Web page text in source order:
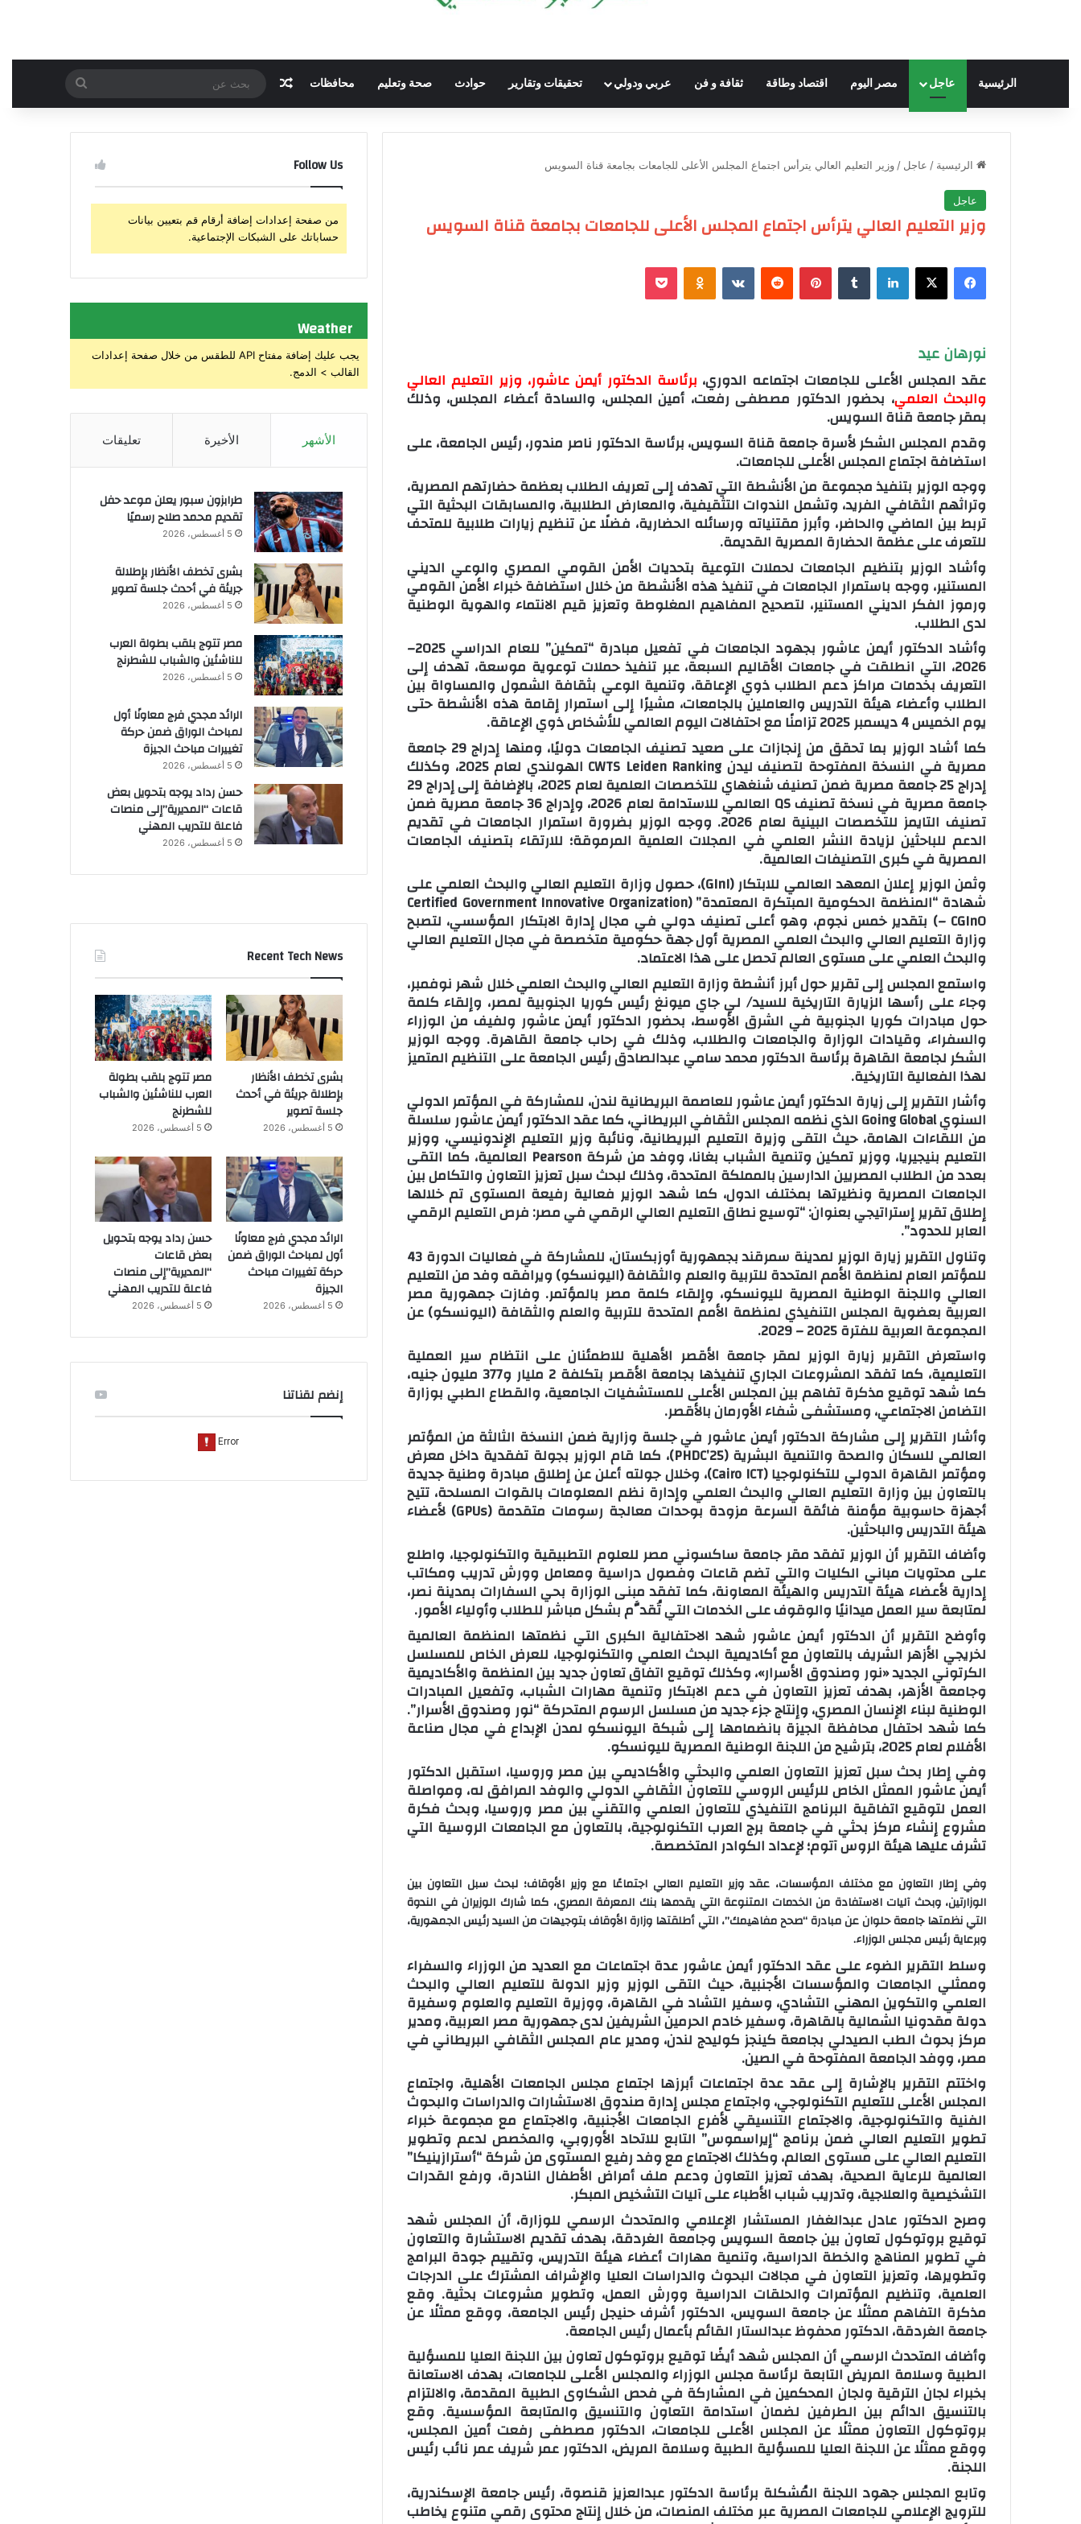
الرئيسية عاجل مصر اليوم اقتصاد وطاقة ثقافة و فن عربي ودولي تحقيقات وتقارير حوادث صحة وتعليم محافظات مقال عشوائي
عن
الرئيسية / عاجل / وزير التعليم العالي يترأس اجتماع المجلس الأعلى للجامعات بجامعة قناة السويس
عاجل
وزير التعليم العالي يترأس اجتماع المجلس الأعلى للجامعات بجامعة قناة السويس
فيسبوك لينكدإن بينتيريست
نورهان عيد
عقد المجلس الأعلى للجامعات اجتماعه الدوري، برئاسة الدكتور أيمن عاشور، وزير التعليم العالي
والبحث العلمي، بحضور الدكتور مصطفى رفعت، أمين المجلس، والسادة أعضاء المجلس، وذلك
بمقر جامعة قناة السويس.
وقدم المجلس الشكر لأسرة جامعة قناة السويس، برئاسة الدكتور ناصر مندور، رئيس الجامعة، على
استضافة اجتماع المجلس الأعلى للجامعات.
ووجه الوزير بتنفيذ مجموعة من الأنشطة التي تهدف إلى تعريف الطلاب بعظمة حضارتهم المصرية،
وتراثهم الثقافي الفريد، وتشمل الندوات التثقيفية، والمعارض الطلابية، والمسابقات البحثية التي
تربط بين الماضي والحاضر، وأبرز مقتنياته ورسائله الحضارية، فضلًا عن تنظيم زيارات طلابية للمتحف
للتعرف على عظمة الحضارة المصرية القديمة.
وأشاد الوزير بتنظيم الجامعات لحملات التوعية بتحديات الأمن القومي المصري والوعي الديني
المستنير، ووجه باستمرار الجامعات في تنفيذ هذه الأنشطة من خلال استضافة خبراء الأمن القومي
ورموز الفكر الديني المستنير، لتصحيح المفاهيم المغلوطة وتعزيز قيم الانتماء والهوية الوطنية
لدى الطلاب.
وأشاد الدكتور أيمن عاشور بجهود الجامعات في تفعيل مبادرة “تمكين” للعام الدراسي 2025–
2026، التي انطلقت في جامعات الأقاليم السبعة، عبر تنفيذ حملات توعوية موسعة، تهدف إلى
التعريف بخدمات مراكز دعم الطلاب ذوي الإعاقة، وتنمية الوعي بثقافة الشمول والمساواة بين
الطلاب وأعضاء هيئة التدريس والعاملين بالجامعات، مشيرًا إلى استمرار إقامة هذه الأنشطة حتى
يوم الخميس 4 ديسمبر 2025 تزامنًا مع احتفالات اليوم العالمي للأشخاص ذوي الإعاقة.
كما أشاد الوزير بما تحقق من إنجازات على صعيد تصنيف الجامعات دوليًا، ومنها إدراج 29 جامعة
مصرية في النسخة المفتوحة لتصنيف ليدن CWTS Leiden Ranking الهولندي لعام 2025، وكذلك
إدراج 25 جامعة مصرية ضمن تصنيف شنغهاي للتخصصات العلمية لعام 2025، بالإضافة إلى إدراج 29
جامعة مصرية في نسخة تصنيف QS العالمي للاستدامة لعام 2026، وإدراج 36 جامعة مصرية ضمن
تصنيف التايمز للتخصصات البينية لعام 2026. ووجه الوزير بضرورة استمرار الجامعات في تقديم
الدعم للباحثين لزيادة النشر العلمي في المجلات العلمية المرموقة؛ للارتقاء بتصنيف الجامعات
المصرية في كبرى التصنيفات العالمية.
وثمن الوزير إعلان المعهد العالمي للابتكار (GInI)، حصول وزارة التعليم العالي والبحث العلمي على
شهادة “المنظمة الحكومية المبتكرة المعتمدة” (Certified Government Innovative Organization
– CGInO) بتقدير خمس نجوم، وهو أعلى تصنيف دولي في مجال إدارة الابتكار المؤسسي، لتصبح
وزارة التعليم العالي والبحث العلمي المصرية أول جهة حكومية متخصصة في مجال التعليم العالي
والبحث العلمي على مستوى العالم تحصل على هذا الاعتماد.
واستمع المجلس إلى تقرير حول أبرز أنشطة وزارة التعليم العالي والبحث العلمي خلال شهر نوفمبر،
وجاء على رأسها الزيارة التاريخية للسيد/ لي جاي ميونغ رئيس كوريا الجنوبية لمصر، وإلقاء كلمة
حول مبادرات كوريا الجنوبية في الشرق الأوسط، بحضور الدكتور أيمن عاشور ولفيف من الوزراء
والسفراء، وقيادات الوزارة والجامعات والطلاب، وذلك في رحاب جامعة القاهرة. ووجه الوزير
الشكر لجامعة القاهرة برئاسة الدكتور محمد سامي عبدالصادق رئيس الجامعة على التنظيم المتميز
لهذا الفعالية التاريخية.
وأشار التقرير إلى زيارة الدكتور أيمن عاشور للعاصمة البريطانية لندن، للمشاركة في المؤتمر الدولي
السنوي Going Global الذي نظمه المجلس الثقافي البريطاني، كما عقد الدكتور أيمن عاشور سلسلة
من اللقاءات الهامة، حيث التقى وزيرة التعليم البريطانية، ونائبة وزير التعليم الإندونيسي، ووزير
التعليم بنيجيريا، ووزير تمكين وتنمية الشباب بغانا، ووفد من شركة Pearson العالمية، كما التقى
بعدد من الطلاب المصريين الدارسين بالمملكة المتحدة، وذلك لبحث سبل تعزيز التعاون والتكامل بين
الجامعات المصرية ونظيرتها بمختلف الدول، كما شهد الوزير فعالية رفيعة المستوى تم خلالها
إطلاق تقرير إستراتيجي بعنوان: “توسيع نطاق التعليم العالي الرقمي في مصر: فرص التعليم الرقمي
العابر للحدود”.
وتناول التقرير زيارة الوزير لمدينة سمرقند بجمهورية أوزبكستان، للمشاركة في فعاليات الدورة 43
للمؤتمر العام لمنظمة الأمم المتحدة للتربية والعلم والثقافة (اليونسكو) ويرافقه وفد من التعليم
العالي واللجنة الوطنية المصرية لليونسكو، وإلقاء كلمة مصر بالمؤتمر. وفازت جمهورية مصر
العربية بعضوية المجلس التنفيذي لمنظمة الأمم المتحدة للتربية والعلم والثقافة (اليونسكو) عن
المجموعة العربية للفترة 2025 – 2029.
واستعرض التقرير زيارة الوزير لمقر جامعة الأقصر الأهلية للاطمئنان على انتظام سير العملية
التعليمية، كما تفقد المشروعات الجاري تنفيذها بجامعة الأقصر بتكلفة 2 مليار و377 مليون جنيه،
كما شهد توقيع مذكرة تفاهم بين المجلس الأعلى للمستشفيات الجامعية، والقطاع الطبي بوزارة
التضامن الاجتماعي، ومستشفى شفاء الأورمان بالأقصر.
وأشار التقرير إلى مشاركة الدكتور أيمن عاشور في جلسة وزارية ضمن النسخة الثالثة من المؤتمر
العالمي للسكان والصحة والتنمية البشرية (PHDC’25)، كما قام الوزير بجولة تفقدية داخل معرض
ومؤتمر القاهرة الدولي للتكنولوجيا (Cairo ICT)، وخلال جولته أعلن عن إطلاق مبادرة وطنية جديدة
بالتعاون بين وزارة التعليم العالي والبحث العلمي وإدارة نظم المعلومات بالقوات المسلحة، تتيح
أجهزة حاسوبية مؤمنة فائقة السرعة مزودة بوحدات معالجة رسومات متقدمة (GPUs) لأعضاء
هيئة التدريس والباحثين.
وأضاف التقرير أن الوزير تفقد مقر جامعة ساكسوني مصر للعلوم التطبيقية والتكنولوجيا، واطلع
على محتويات مباني الكليات والتي تضم قاعات وفصول دراسية ومعامل وورش تدريب ومكاتب
إدارية لأعضاء هيئة التدريس والهيئة المعاونة، كما تفقد مبنى الوزارة بحي السفارات بمدينة نصر،
لمتابعة سير العمل ميدانيًا والوقوف على الخدمات التي تُقدَّم بشكل مباشر للطلاب وأولياء الأمور.
وأوضح التقرير أن الدكتور أيمن عاشور شهد الاحتفالية الكبرى التي نظمتها المنظمة العالمية
لخريجي الأزهر الشريف بالتعاون مع أكاديمية البحث العلمي والتكنولوجيا، للعرض الخاص للمسلسل
الكرتوني الجديد «نور وصندوق الأسرار»، وكذلك توقيع اتفاق تعاون جديد بين المنظمة والأكاديمية
وجامعة الأزهر، بهدف تعزيز التعاون في دعم الابتكار وتنمية مهارات الشباب، وتفعيل المبادرات
الوطنية لبناء الإنسان المصري، وإنتاج جزء جديد من مسلسل الرسوم المتحركة “نور وصندوق الأسرار”.
كما شهد احتفال محافظة الجيزة بانضمامها إلى شبكة اليونسكو لمدن الإبداع في مجال صناعة
الأفلام لعام 2025، بترشيح من اللجنة الوطنية المصرية لليونسكو.
وفي إطار بحث سبل تعزيز التعاون العلمي والبحثي والأكاديمي بين مصر وروسيا، استقبل الدكتور
أيمن عاشور الممثل الخاص للرئيس الروسي للتعاون الثقافي الدولي والوفد المرافق له، ومواصلة
العمل لتوقيع اتفاقية البرنامج التنفيذي للتعاون العلمي والتقني بين مصر وروسيا، وبحث فكرة
مشروع إنشاء مركز بحثي في جامعة برج العرب التكنولوجية، بالتعاون مع الجامعات الروسية التي
تشرف عليها هيئة الروس آتوم؛ لإعداد الكوادر المتخصصة.
وفي إطار التعاون مع مختلف المؤسسات، عقد وزير التعليم العالي اجتماعًا مع وزير الأوقاف؛ لبحث سبل التعاون بين
الوزارتين، وبحث آليات الاستفادة من الخدمات المتنوعة التي يقدمها بنك المعرفة المصري، كما شارك الوزيران في الندوة
التي نظمتها جامعة حلوان عن مبادرة “صحح مفاهيمك”، التي أطلقتها وزارة الأوقاف بتوجيهات من السيد رئيس الجمهورية،
وبرعاية رئيس مجلس الوزراء.
وسلط التقرير الضوء على عقد الدكتور أيمن عاشور عدة اجتماعات مع العديد من الوزراء والسفراء
وممثلي الجامعات والمؤسسات الأجنبية، حيث التقى الوزير وزير الدولة للتعليم العالي والبحث
العلمي والتكوين المهني التشادي، وسفير التشاد في القاهرة، ووزيرة التعليم والعلوم وسفيرة
دولة مقدونيا الشمالية بالقاهرة، وسفير خادم الحرمين الشريفين لدى جمهورية مصر العربية، ومدير
مركز بحوث الطب الصيدلي بجامعة كينجز كوليدج لندن، ومدير عام المجلس الثقافي البريطاني في
مصر، ووفد الجامعة المفتوحة في الصين.
واختتم التقرير بالإشارة إلى عقد عدة اجتماعات أبرزها اجتماع مجلس الجامعات الأهلية، واجتماع
المجلس الأعلى للتعليم التكنولوجي، واجتماع مجلس إدارة صندوق الاستشارات والدراسات والبحوث
الفنية والتكنولوجية، والاجتماع التنسيقي لأفرع الجامعات الأجنبية، والاجتماع مع مجموعة خبراء
تطوير التعليم العالي ضمن برنامج “إيراسموس” التابع للاتحاد الأوروبي، والمخصص لدعم وتطوير
التعليم العالي على مستوى العالم، وكذلك الاجتماع مع وفد رفيع المستوى من شركة “أسترازينيكا”
العالمية للرعاية الصحية، بهدف تعزيز التعاون ودعم ملف أمراض الأطفال النادرة، ورفع القدرات
التشخيصية والعلاجية، وتدريب شباب الأطباء على آليات التشخيص المبكر.
وصرح الدكتور عادل عبدالغفار المستشار الإعلامي والمتحدث الرسمي للوزارة، أن المجلس شهد
توقيع بروتوكول تعاون بين جامعة السويس وجامعة الغردقة، بهدف تقديم الاستشارة والتعاون
في تطوير المناهج والخطة الدراسية، وتنمية مهارات أعضاء هيئة التدريس، وتقييم جودة البرامج
وتطويرها، وتعزيز التعاون في مجالات البحوث والدراسات العليا والإشراف المشترك على الدرجات
العلمية، وتنظيم المؤتمرات والحلقات الدراسية وورش العمل، وتطوير مشروعات بحثية. وقع
مذكرة التفاهم ممثلًا عن جامعة السويس، الدكتور أشرف حنيجل رئيس الجامعة، ووقع ممثلًا عن
جامعة الغردقة، الدكتور محفوظ عبدالستار القائم بأعمال رئيس الجامعة.
وأضاف المتحدث الرسمي أن المجلس شهد أيضًا توقيع بروتوكول تعاون بين اللجنة العليا للمسؤلية
الطبية وسلامة المريض التابعة لرئاسة مجلس الوزراء والمجلس الأعلى للجامعات، بهدف الاستعانة
بخبراء لجان الترقية ولجان المحكمين في المشاركة في فحص الشكاوى الطبية المقدمة، والالتزام
بالتنسيق الدائم بين الطرفين لضمان استدامة التعاون والتنسيق والمتابعة المؤسسية. وقع
بروتوكول التعاون ممثلًا عن المجلس الأعلى للجامعات، الدكتور مصطفى رفعت أمين المجلس،
ووقع ممثلًا عن اللجنة العليا للمسؤلية الطبية وسلامة المريض، الدكتور عمر شريف عمر نائب رئيس
اللجنة.
وتابع المجلس جهود اللجنة المُشكلة برئاسة الدكتور عبدالعزيز قنصوة، رئيس جامعة الإسكندرية،
للترويج الإعلامي للجامعات المصرية عبر مختلف المنصات، من خلال إنتاج محتوى رقمي متنوع يخاطب
Follow Us
من صفحة إعدادات إضافة أرقام قم بتعيين بيانات
حساباتك على الشبكات الإجتماعية.
Weather
يجب عليك إضافة مفتاح API للطقس من خلال صفحة إعدادات
القالب > الدمج.
الأشهر الأخيرة تعليقات
طرابزون سبور يعلن موعد حفل
تقديم محمد صلاح رسميًا
5 أغسطس، 2026
بشرى تخطف الأنظار بإطلالة
جريئة في أحدث جلسة تصوير
5 أغسطس، 2026
مصر تتوج بلقب بطولة العرب
للناشئين والشباب للشطرنج
5 أغسطس، 2026
الرائد مجدي فرج معاونًا أول
لمباحث الوراق ضمن حركة
تغييرات مباحث الجيزة
5 أغسطس، 2026
حسن رداد يوجه بتحويل بعض
قاعات “المديرية”إلى منصات
فاعلة للتدريب المهني
5 أغسطس، 2026
Recent Tech News
بشرى تخطف الأنظار
بإطلالة جريئة في أحدث
جلسة تصوير
5 أغسطس، 2026
مصر تتوج بلقب بطولة
العرب للناشئين والشباب
للشطرنج
5 أغسطس، 2026
الرائد مجدي فرج معاونًا
أول لمباحث الوراق ضمن
حركة تغييرات مباحث
الجيزة
5 أغسطس، 2026
حسن رداد يوجه بتحويل
بعض قاعات
“المديرية”إلى منصات
فاعلة للتدريب المهني
5 أغسطس، 2026
إنضم لقناتنا